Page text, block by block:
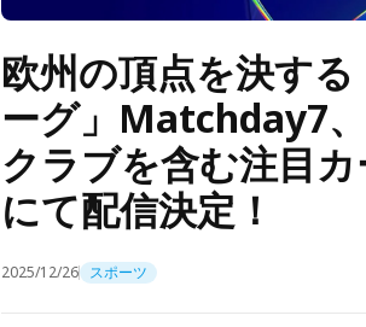
欧州の頂点を決す
ーグ」Matchday7
クラブを含む注目
にて配信決定！
2025/12/26 スポーツ